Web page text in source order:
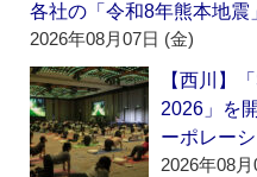
各社の「令和8年熊本地震
2026年08月07日 (金)
【西川】
2026」を
ーポレー
2026年08